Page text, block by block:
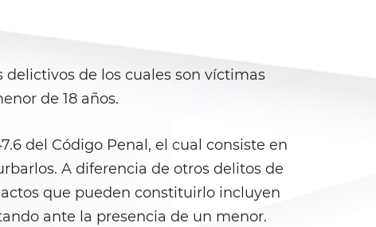
delictivos de los cuales son víctimas
de 18 años.
del Código Penal, el cual consiste en
A diferencia de otros delitos de
que pueden constituirlo incluyen
ante la presencia de un menor.